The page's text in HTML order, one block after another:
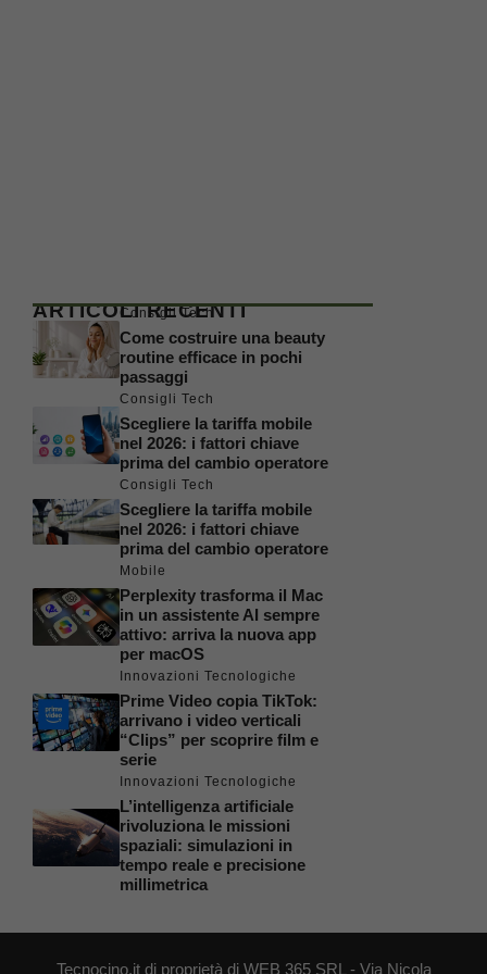
ARTICOLI RECENTI
Consigli Tech
Come costruire una beauty
routine efficace in pochi
passaggi
Consigli Tech
Scegliere la tariffa mobile
nel 2026: i fattori chiave
prima del cambio operatore
Consigli Tech
Scegliere la tariffa mobile
nel 2026: i fattori chiave
prima del cambio operatore
Mobile
Perplexity trasforma il Mac
in un assistente AI sempre
attivo: arriva la nuova app
per macOS
Innovazioni Tecnologiche
Prime Video copia TikTok:
arrivano i video verticali
“Clips” per scoprire film e
serie
Innovazioni Tecnologiche
L’intelligenza artificiale
rivoluziona le missioni
spaziali: simulazioni in
tempo reale e precisione
millimetrica
Tecnocino.it di proprietà di WEB 365 SRL - Via Nicola